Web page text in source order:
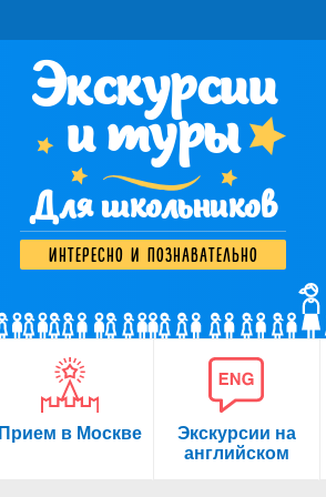
Экскурсии
и туры
Для школьников
интересно и познавательно
Прием в Москве
Экскурсии на
английском